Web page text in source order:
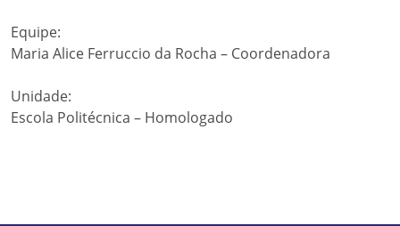
Equipe:
Maria Alice Ferruccio da Rocha – Coordenadora
Unidade:
Escola Politécnica – Homologado